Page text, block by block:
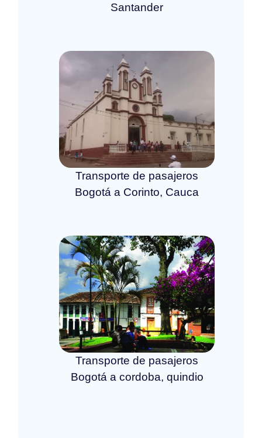
Santander
Transporte de pasajeros
Bogotá a Corinto, Cauca
Transporte de pasajeros
Bogotá a cordoba, quindio